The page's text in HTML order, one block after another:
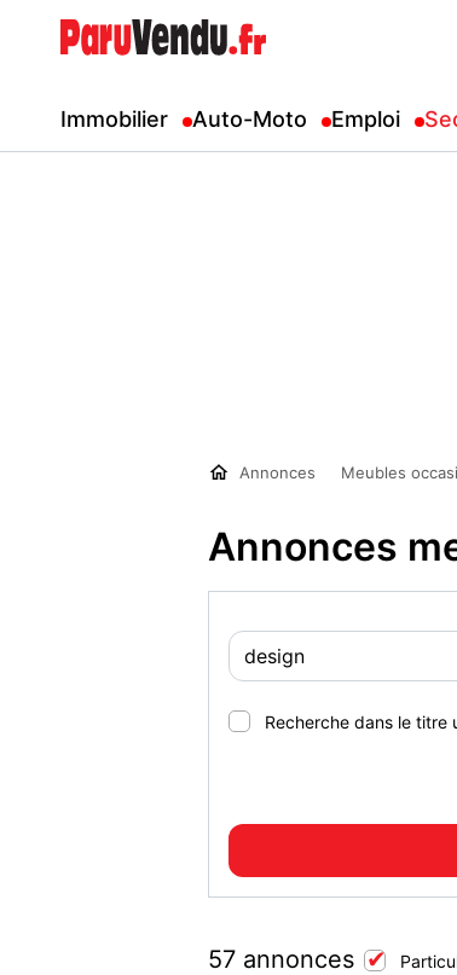
Immobilier Auto-Moto Emploi
Annonces Meubles
Annonces
Recherche dans le titre
57 annonces